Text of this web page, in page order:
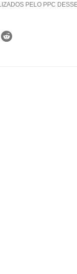
PELO PPC